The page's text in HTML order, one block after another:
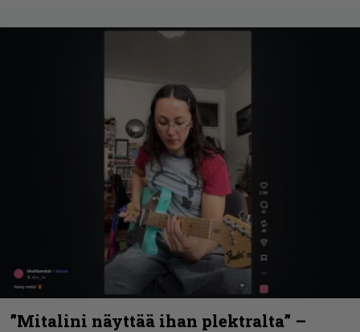
”Mitalini näyttää ihan plektralta” –